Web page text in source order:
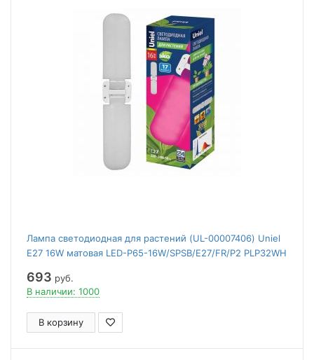
Лампа светодиодная для растений (UL-00007406) Uniel
E27 16W матовая LED-P65-16W/SPSB/E27/FR/P2 PLP32WH
693 руб.
В наличии: 1000
В корзину